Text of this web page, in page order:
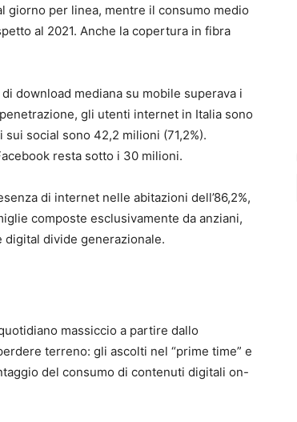
giorno per linea, mentre il consumo medio
al 2021. Anche la copertura in fibra
download mediana su mobile superava i
gli utenti internet in Italia sono
social sono 42,2 milioni (71,2%).
resta sotto i 30 milioni.
di internet nelle abitazioni dell’86,2%,
composte esclusivamente da anziani,
digital divide generazionale.
massiccio a partire dallo
terreno: gli ascolti nel “prime time” e
del consumo di contenuti digitali on-